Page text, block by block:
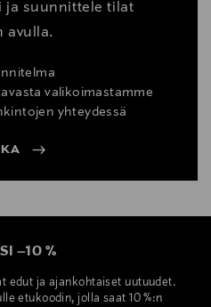
ja suunnittele tilat
avulla.
valikoimastamme
yhteydessä
–10 %
edut ja ajankohtaiset uutuudet.
etukoodin, jolla saat 10 %:n